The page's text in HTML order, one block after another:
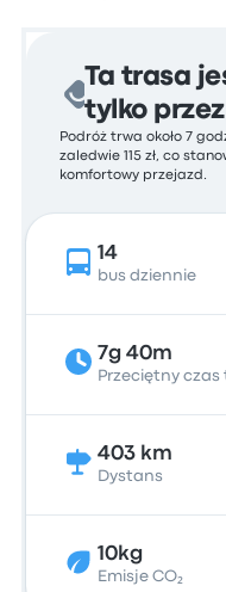
Ta trasa
tylko
Podróż trwa około 7
zaledwie 115 zł, co
komfortowy przejazd.
14
bus dziennie
7g 40m
Przeciętny
403 km
Dystans
10kg
Emisje CO₂